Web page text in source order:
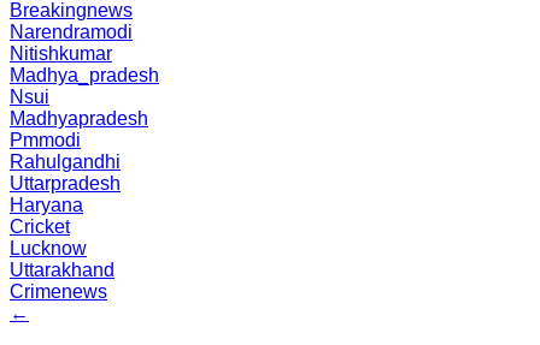
Breakingnews
Narendramodi
Nitishkumar
Madhya_pradesh
Nsui
Madhyapradesh
Pmmodi
Rahulgandhi
Uttarpradesh
Haryana
Cricket
Lucknow
Uttarakhand
Crimenews
←